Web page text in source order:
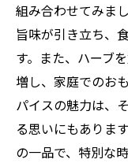
組み合わせてみま
旨味が引き立ち、
す。また、ハーブ
増し、家庭でのお
パイスの魅力は、
る思いにもありま
の一品で、特別な